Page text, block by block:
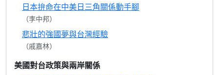
日本拚命在中美日三角關係動手腳
（李中邦）
悲壯的強國夢與台灣經驗
（戚嘉林）
美國對台政策與兩岸關係